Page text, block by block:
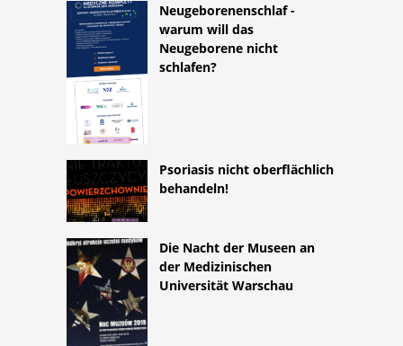
Neugeborenenschlaf -
warum will das
Neugeborene nicht
schlafen?
Psoriasis nicht oberflächlich
behandeln!
Die Nacht der Museen an
der Medizinischen
Universität Warschau